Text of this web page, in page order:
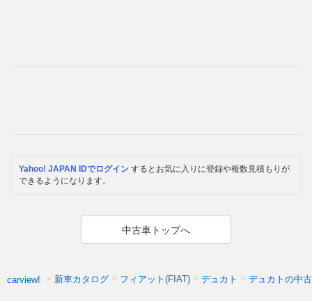
Yahoo! JAPAN IDでログイン するとお気に入りに登録や複数見積もりが
できるようになります。
中古車トップへ
carview! 新車カタログ フィアット(FIAT) デュカト デュカトの中